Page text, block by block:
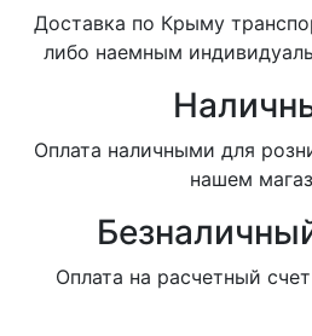
Доставка по Крыму
либо наемным
Оплата наличными для
нашем
Оплата на расчетный